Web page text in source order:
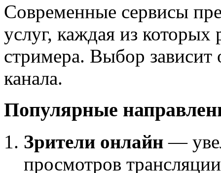
Современные сервисы
услуг, каждая из
стримера. Выбор зависит
канала.
Популярные
Зрители онлайн —
просмотров трансляции